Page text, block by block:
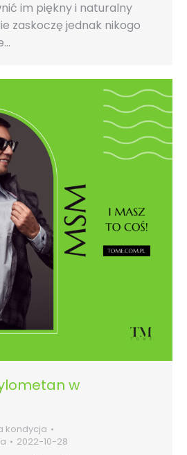
im piękny i naturalny
zaskoczę jednak nikogo
w
kondycja
2022-10-28